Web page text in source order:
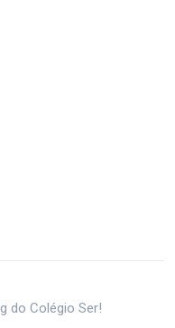
do Colégio Ser!